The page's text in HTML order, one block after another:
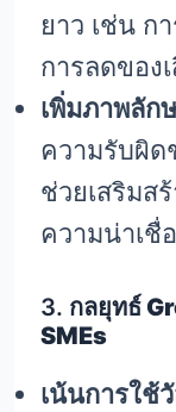
ยาว เช่น ก
การลดของ
เพิ่มภาพลัก
ความรับผิด
ช่วยเสริมส
ความน่าเชื่
3. กลยุทธ์
SMEs
เน้นการใช้